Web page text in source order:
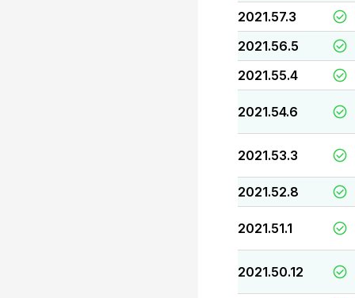
2021.57.3
2021.56.5
2021.55.4
2021.54.6
2021.53.3
2021.52.8
2021.51.1
2021.50.12